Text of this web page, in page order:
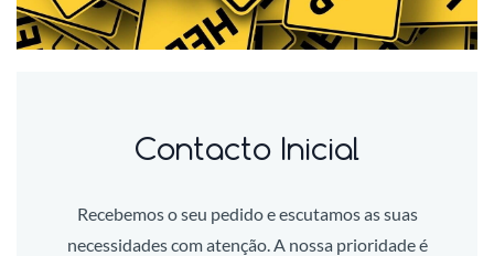
Contacto Inicial
Recebemos o seu pedido e escutamos as suas
necessidades com atenção. A nossa prioridade é